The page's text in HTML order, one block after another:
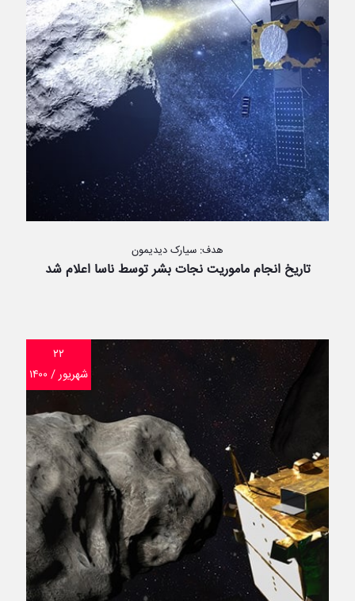
هدف: سیارک دیدیمون
تاریخ انجام ماموریت نجات بشر توسط ناسا اعلام شد
۲۲
شهریور / ۱۴۰۰